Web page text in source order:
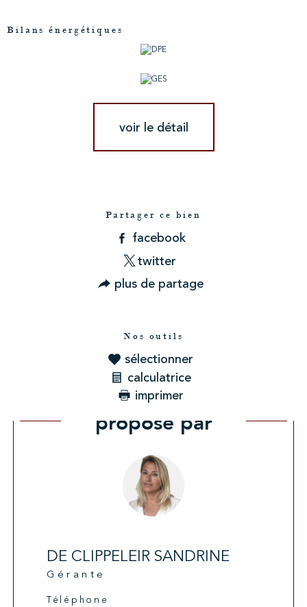
Bilans énergétiques
voir le détail
Partager ce bien
facebook
twitter
plus de partage
Nos outils
sélectionner
calculatrice
imprimer
Ce bien vous est
proposé par
DE CLIPPELEIR SANDRINE
Gérante
Téléphone